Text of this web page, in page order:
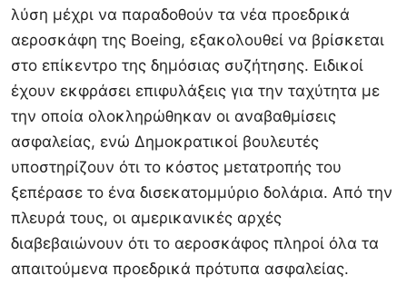
λύση μέχρι να παραδοθούν τα νέα προεδρικά
αεροσκάφη της Boeing, εξακολουθεί να βρίσκεται
στο επίκεντρο της δημόσιας συζήτησης. Ειδικοί
έχουν εκφράσει επιφυλάξεις για την ταχύτητα με
την οποία ολοκληρώθηκαν οι αναβαθμίσεις
ασφαλείας, ενώ Δημοκρατικοί βουλευτές
υποστηρίζουν ότι το κόστος μετατροπής του
ξεπέρασε το ένα δισεκατομμύριο δολάρια. Από την
πλευρά τους, οι αμερικανικές αρχές
διαβεβαιώνουν ότι το αεροσκάφος πληροί όλα τα
απαιτούμενα προεδρικά πρότυπα ασφαλείας.